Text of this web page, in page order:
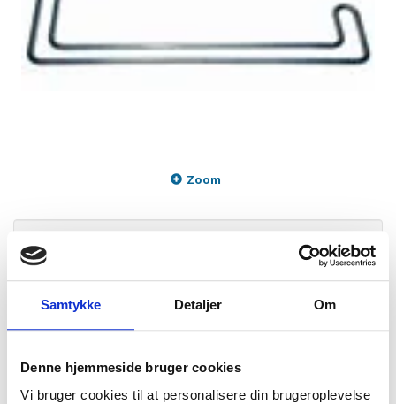
Samtykke Detaljer Om
Denne hjemmeside bruger cookies
Vi bruger cookies til at personalisere din brugeroplevelse
Zoom
394,95 DKK
Plus leveringsomkostninger. 39,00 til pakkehops. Fri fragt til
Antal LÆG I KURV